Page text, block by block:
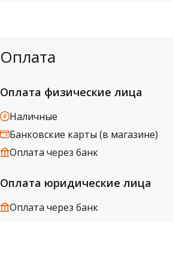
Оплата
Оплата физические лица
Наличные
Банковские карты (в магазине)
Оплата через банк
Оплата юридические лица
Оплата через банк